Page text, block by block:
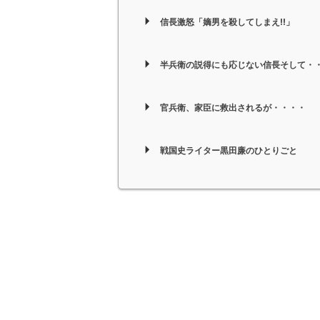
信長激怒「嫡男を殺してしまえ!!」
半兵衛の説得にも応じない信長そして・
官兵衛、家臣に救出されるが・・・・
戦国史ライター黒田廉のひとりごと